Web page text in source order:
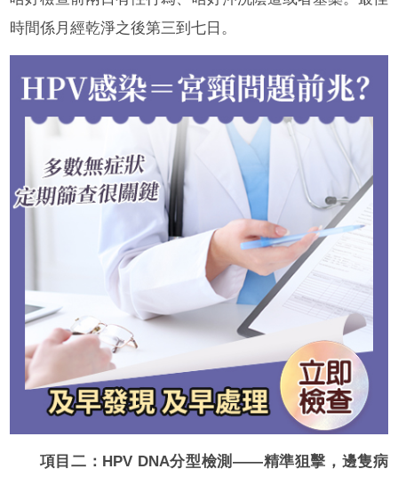
時間係月經乾淨之後第三到七日。
項目二：HPV DNA分型檢測——精準狙擊，邊隻病